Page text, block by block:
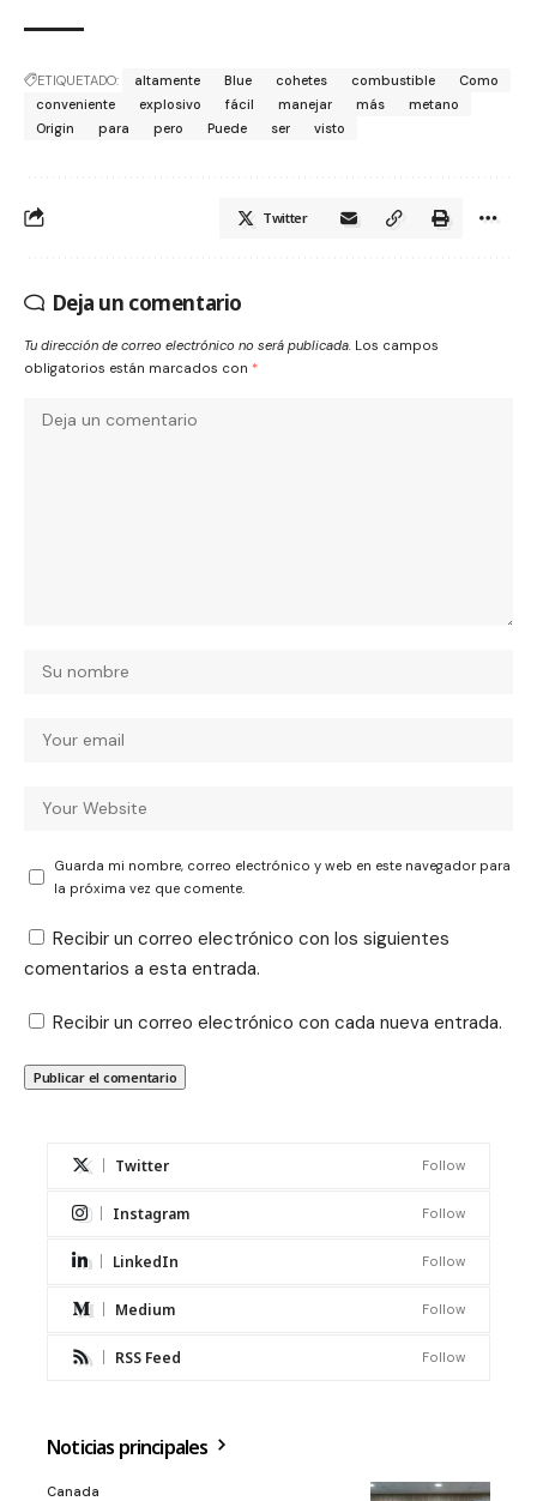
ETIQUETADO: altamente Blue cohetes combustible
Como
conveniente
explosivo fácil manejar más
metano
Origin
para pero Puede ser visto
Twitter
Deja un comentario
Tu dirección de correo electrónico no será publicada. Los campos
obligatorios están marcados con *
Guarda mi nombre, correo electrónico y web en este navegador para
la próxima vez que comente.
Recibir un correo electrónico con los siguientes
comentarios a esta entrada.
Recibir un correo electrónico con cada nueva entrada.
Twitter Follow
Instagram Follow
LinkedIn Follow
Medium Follow
RSS Feed Follow
Noticias principales
Canada